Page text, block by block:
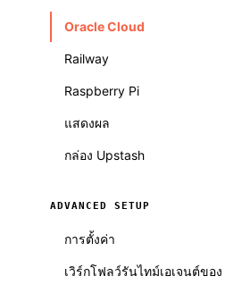
Oracle Cloud
Railway
Raspberry Pi
แสดงผล
กล่อง Upstash
ADVANCED SETUP
การตั้งค่า
เวิร์กโฟลว์รันไทม์เอเจนต์ขอ